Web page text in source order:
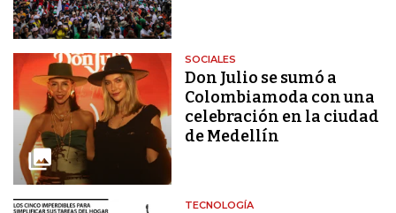
SOCIALES
Don Julio se sumó a
Colombiamoda con una
celebración en la ciudad
de Medellín
TECNOLOGÍA